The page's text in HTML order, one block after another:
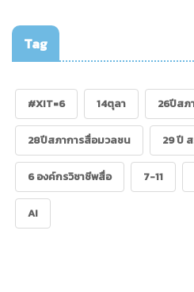
Tag
#XIT=6 14ตุลา 26ปีสภ
28ปีสภาการสื่อมวลชน 29 ปี
6 องค์กรวิชาชีพสื่อ 7-11
AI